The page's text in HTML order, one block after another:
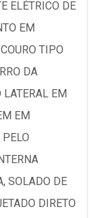
ELÉTRICO DE
EM
TIPO
DA
LATERAL EM
EM
SOLADO DE
DIRETO